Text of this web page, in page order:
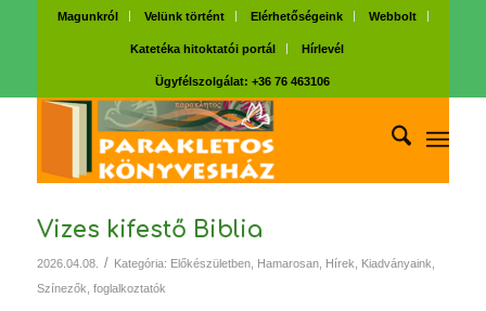
Magunkról Velünk történt Elérhetőségeink Webbolt
Katetéka hitoktatói portál Hírlevél
Ügyfélszolgálat: +36 76 463106
Vizes kifestő Biblia
2026.04.08. / Kategória: Előkészületben, Hamarosan, Hírek Kiadványaink
Színezők, foglalkoztatók